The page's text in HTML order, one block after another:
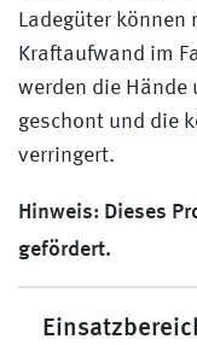
Ladegüter können
Kraftaufwand im
werden die Hände
geschont und die
verringert.
Hinweis: Dieses
gefördert.